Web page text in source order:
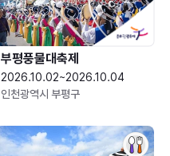
부평풍물대축제
2026.10.02~2026.10.04
인천광역시 부평구